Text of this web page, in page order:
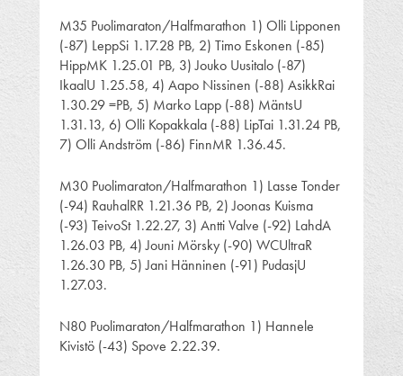
M35 Puolimaraton/Halfmarathon 1) Olli Lipponen
(-87) LeppSi 1.17.28 PB, 2) Timo Eskonen (-85)
HippMK 1.25.01 PB, 3) Jouko Uusitalo (-87)
IkaalU 1.25.58, 4) Aapo Nissinen (-88) AsikkRai
1.30.29 =PB, 5) Marko Lapp (-88) MäntsU
1.31.13, 6) Olli Kopakkala (-88) LipTai 1.31.24 PB,
7) Olli Andström (-86) FinnMR 1.36.45.
M30 Puolimaraton/Halfmarathon 1) Lasse Tonder
(-94) RauhalRR 1.21.36 PB, 2) Joonas Kuisma
(-93) TeivoSt 1.22.27, 3) Antti Valve (-92) LahdA
1.26.03 PB, 4) Jouni Mörsky (-90) WCUltraR
1.26.30 PB, 5) Jani Hänninen (-91) PudasjU
1.27.03.
N80 Puolimaraton/Halfmarathon 1) Hannele
Kivistö (-43) Spove 2.22.39.